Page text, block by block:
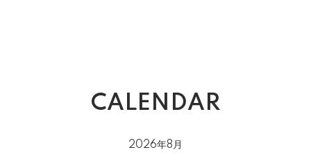
CALENDAR
2026年8月